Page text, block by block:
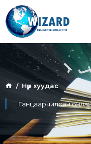
Нүүр хуудас
Ганцаарчилсан